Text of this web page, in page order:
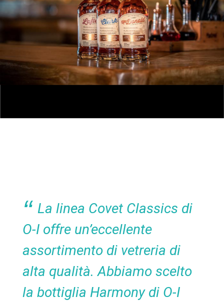
La linea Covet Classics di
O-I offre un’eccellente
assortimento di vetreria di
alta qualità. Abbiamo scelto
la bottiglia Harmony di O-I